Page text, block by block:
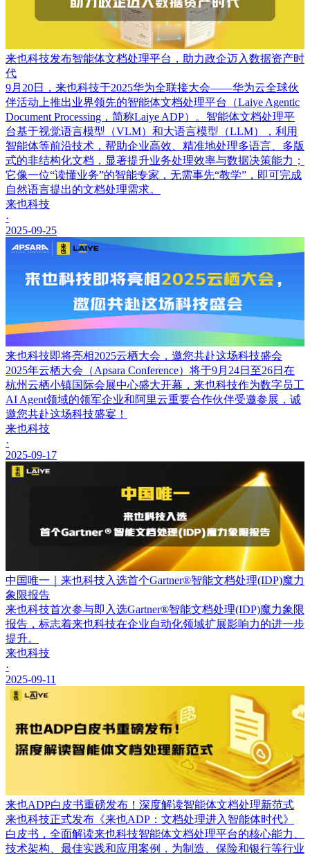
来也科技发布智能体文档处理平台，助力政企迈入数据资产时
代
9月20日，来也科技于2025华为全联接大会——华为云全球伙
伴活动上推出业界领先的智能体文档处理平台（Laiye Agentic
Document Processing，简称Laiye ADP）。智能体文档处理平
台基于视觉语言模型（VLM）和大语言模型（LLM），利用
智能体等前沿技术，帮助企业高效、精准地处理多语言、多版
式的非结构化文档，显著提升业务处理效率与数据决策能力；
它像一位“读懂业务”的智能专家，无需事先“教学”，即可完成
自然语言提出的文档处理需求。
来也科技
·
2025-09-25
来也科技即将亮相2025云栖大会，邀您共赴这场科技盛会
2025年云栖大会（Apsara Conference）将于9月24日至26日在
杭州云栖小镇国际会展中心盛大开幕，来也科技作为数字员工
AI Agent领域的领军企业和阿里云重要合作伙伴受邀参展，诚
邀您共赴这场科技盛宴！
来也科技
·
2025-09-17
中国唯一｜来也科技入选首个Gartner®智能文档处理(IDP)魔力
象限报告
来也科技首次参与即入选Gartner®智能文档处理(IDP)魔力象限
报告，标志着来也科技在企业自动化领域扩展影响力的进一步
提升。
来也科技
·
2025-09-11
来也ADP白皮书重磅发布！深度解读智能体文档处理新范式
来也科技正式发布《来也ADP：文档处理进入智能体时代》
白皮书，全面解读来也科技智能体文档处理平台的核心能力、
技术架构、最佳实践和应用案例，为制造、保险和银行等行业